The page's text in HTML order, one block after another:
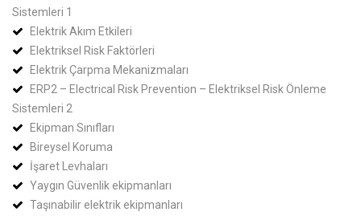
Sistemleri 1
Elektrik Akım Etkileri​
Elektriksel Risk Faktörleri
Elektrik Çarpma Mekanizmaları
ERP2 – Electrical Risk Prevention – Elektriksel Risk Önleme
Sistemleri 2
Ekipman Sınıfları​
Bireysel Koruma
İşaret Levhaları
Yaygın Güvenlik ekipmanları
Taşınabilir elektrik ekipmanları